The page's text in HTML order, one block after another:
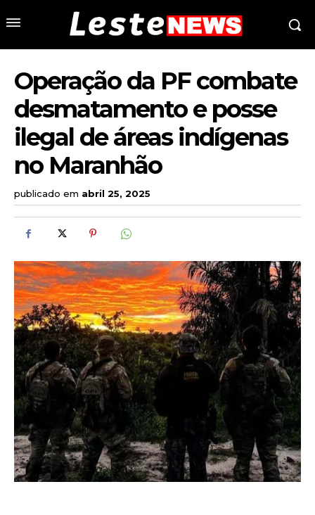
Operação da PF combate
desmatamento e posse
ilegal de áreas indígenas
no Maranhão
publicado em abril 25, 2025